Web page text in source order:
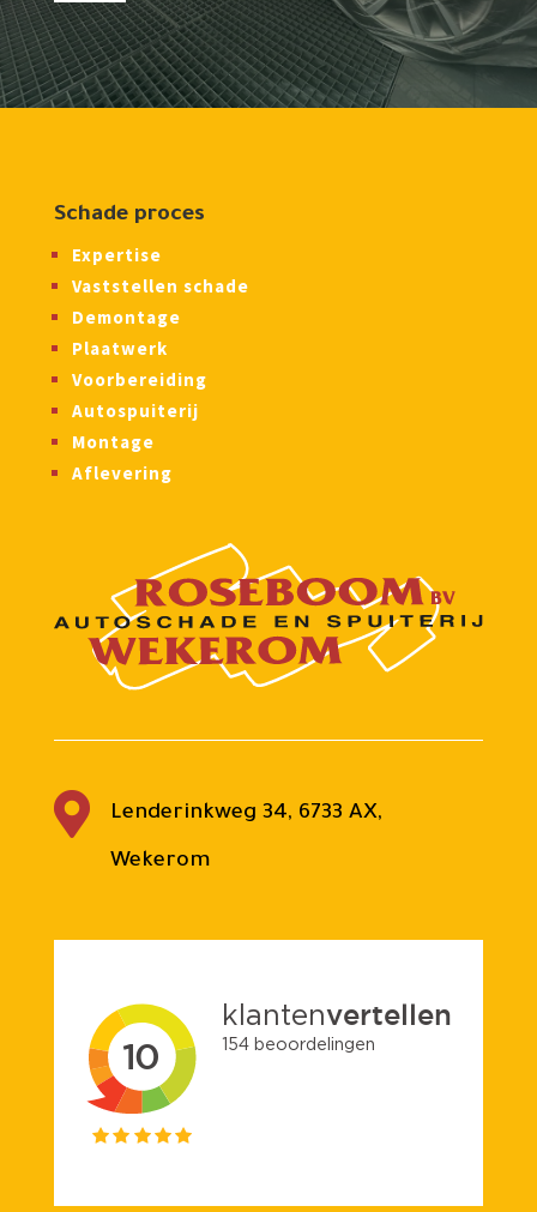
Schade proces
Expertise
Vaststellen schade
Demontage
Plaatwerk
Voorbereiding
Autospuiterij
Montage
Aflevering

Lenderinkweg 34, 6733 AX,
Wekerom